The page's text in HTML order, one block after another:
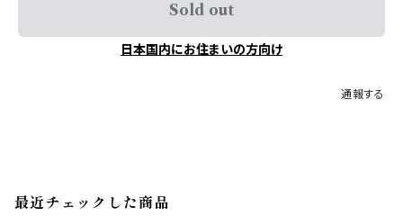
Sold out
日本国内にお住まいの方向け
通報する
最近チェックした商品